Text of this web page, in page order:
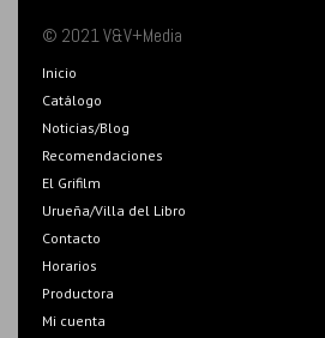
© 2021 V&V+Media
Inicio
Catálogo
Noticias/Blog
Recomendaciones
El Grifilm
Urueña/Villa del Libro
Contacto
Horarios
Productora
Mi cuenta